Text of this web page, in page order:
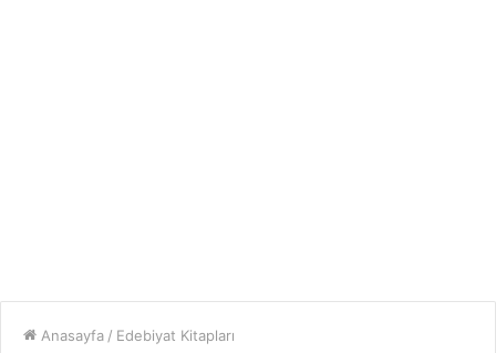
Anasayfa / Edebiyat Kitapları